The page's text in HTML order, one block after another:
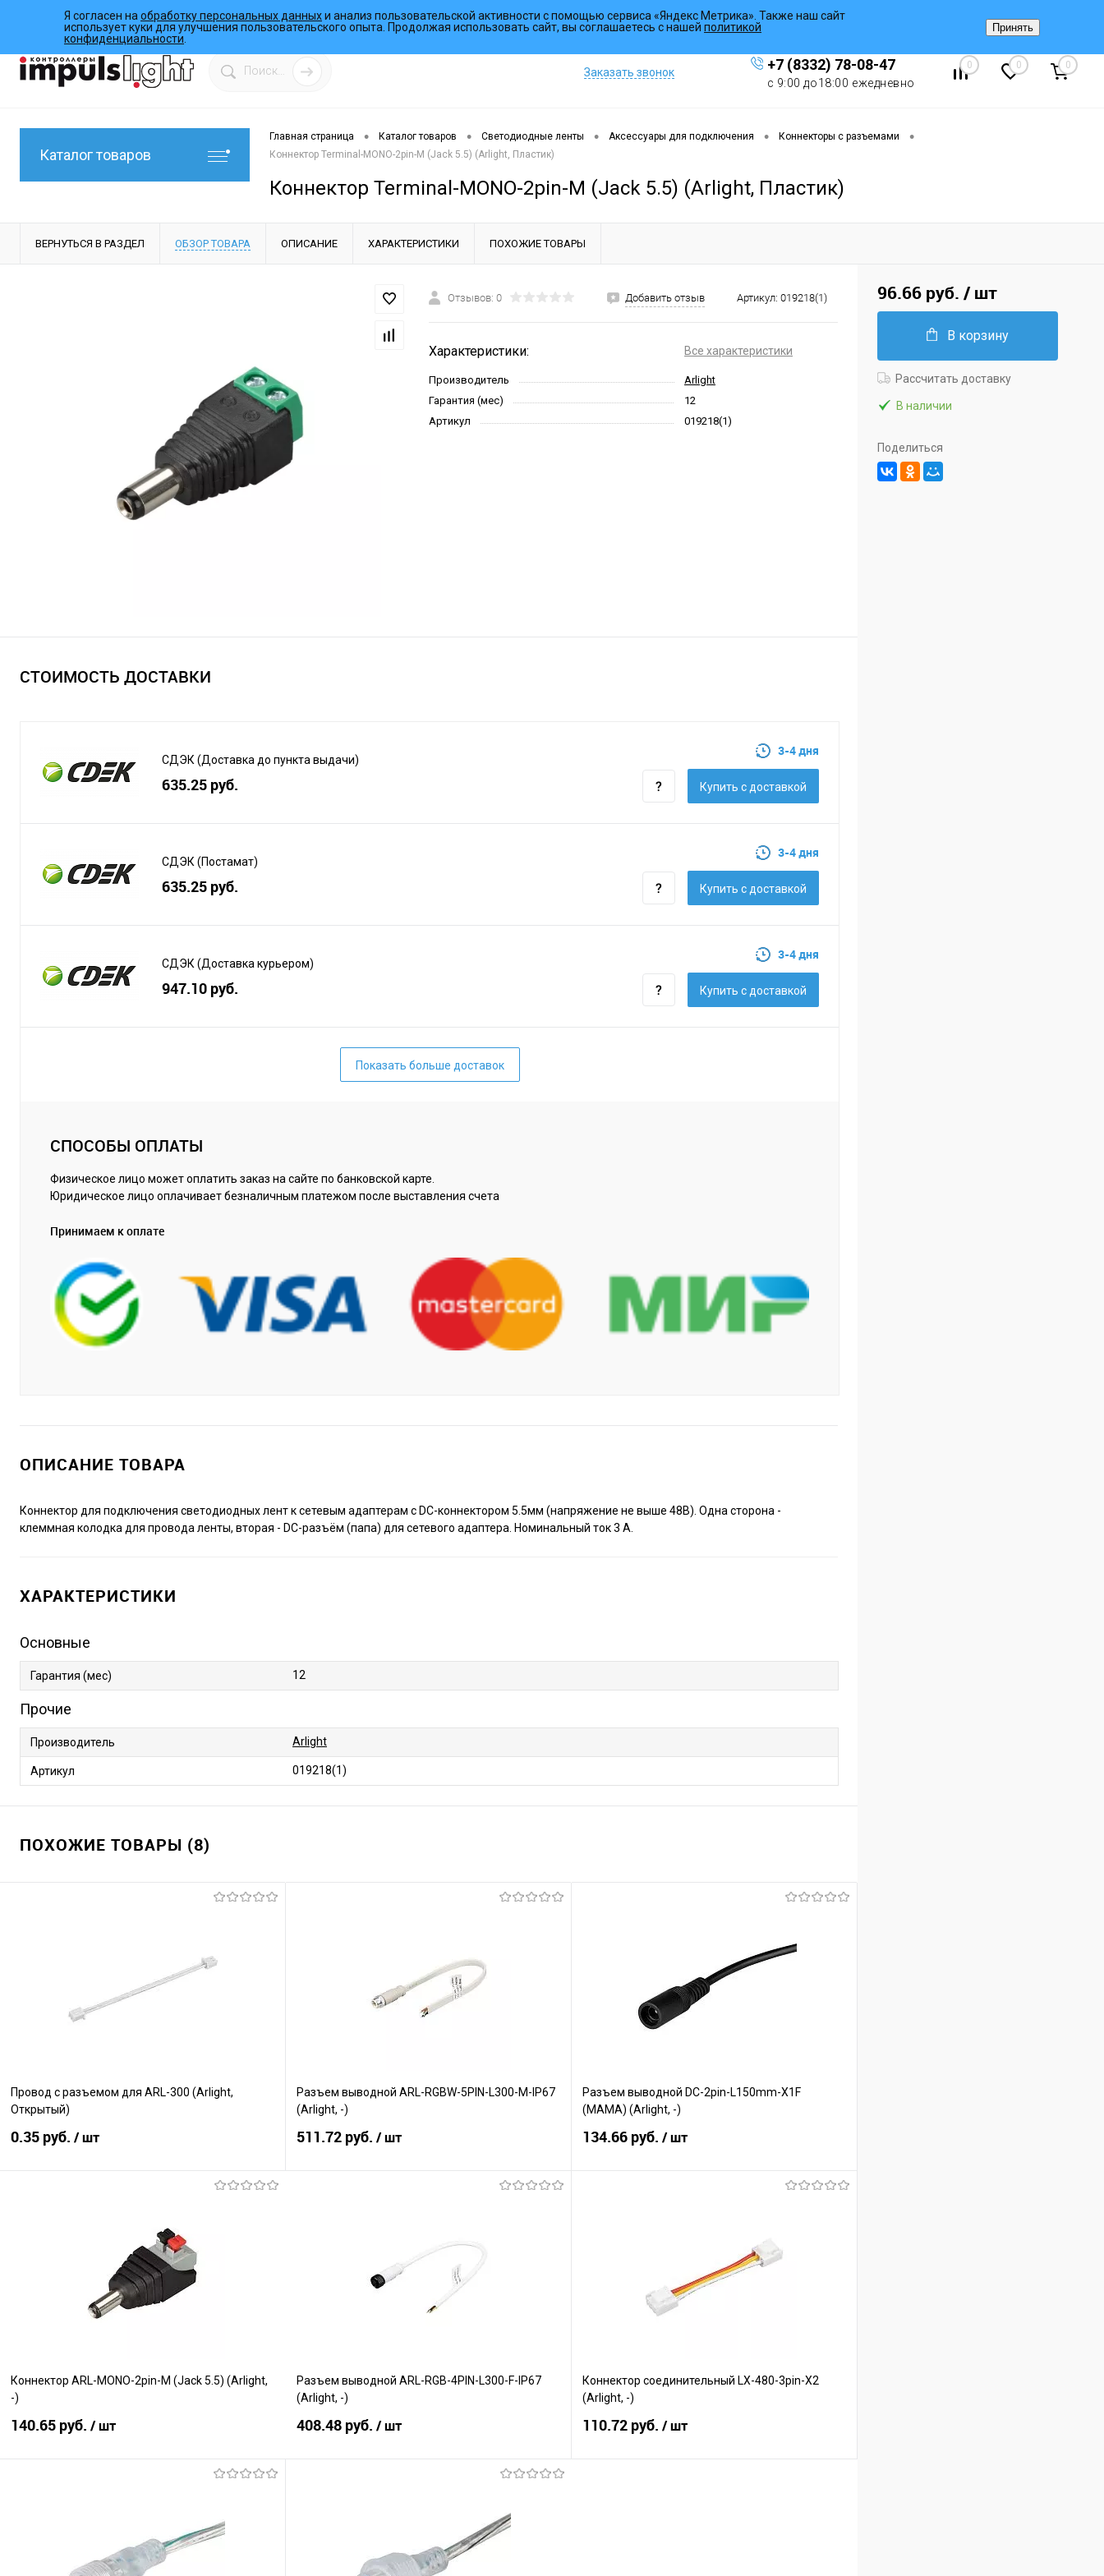
О компании Инструкции Работы Программы Коллекции Регистрация
Заказать звонок +7 (8332) 78-08-47
с 9:00 до18:00 ежедневно
0 0 0
Каталог товаров
Главная страница • Каталог товаров • Светодиодные ленты • Аксессуары для подключения • Коннекторы с разъемами •
Коннектор Terminal-MONO-2pin-M (Jack 5.5) (Arlight, Пластик)
Коннектор Terminal-MONO-2pin-M (Jack 5.5) (Arlight, Пластик)
ВЕРНУТЬСЯ В РАЗДЕЛ ОБЗОР ТОВАРА ОПИСАНИЕ ХАРАКТЕРИСТИКИ ПОХОЖИЕ ТОВАРЫ
Отзывов: 0 Добавить отзыв Артикул: 019218(1)
Характеристики: Все характеристики
Производитель
Arlight
Гарантия (мес)
12
Артикул
019218(1)
СТОИМОСТЬ ДОСТАВКИ
СДЭК (Доставка до пункта выдачи)
635.25 руб.
3-4 дня
Купить c доставкой
СДЭК (Постамат)
635.25 руб.
3-4 дня
Купить c доставкой
СДЭК (Доставка курьером)
947.10 руб.
3-4 дня
Купить c доставкой
Показать больше доставок
СПОСОБЫ ОПЛАТЫ
Физическое лицо может оплатить заказ на сайте по банковской карте.
Юридическое лицо оплачивает безналичным платежом после выставления счета
Принимаем к оплате
ОПИСАНИЕ ТОВАРА
Коннектор для подключения светодиодных лент к сетевым адаптерам с DC-коннектором 5.5мм (напряжение не выше 48В). Одна сторона -
клеммная колодка для провода ленты, вторая - DC-разъём (папа) для сетевого адаптера. Номинальный ток 3 А.
ХАРАКТЕРИСТИКИ
Основные
Гарантия (мес) 12
Прочие
Производитель Arlight
Артикул 019218(1)
ПОХОЖИЕ ТОВАРЫ (8)
Провод с разъемом для ARL-300 (Arlight,
Открытый)
0.35 руб. / шт
В наличии
Разъем выводной ARL-RGBW-5PIN-L300-M-IP67
(Arlight, -)
511.72 руб. / шт
В избранное
В наличии
Разъем выводной DC-2pin-L150mm-X1F
(MAMA) (Arlight, -)
134.66 руб. / шт
Коннектор ARL-MONO-2pin-M (Jack 5.5) (Arlight,
-)
140.65 руб. / шт
В избранное
Разъем выводной ARL-RGB-4PIN-L300-F-IP67
(Arlight, -)
408.48 руб. / шт
В избранное
Коннектор соединительный LX-480-3pin-X2
(Arlight, -)
110.72 руб. / шт
96.66 руб. / шт
В корзину
Рассчитать доставку
В наличии
Поделиться
Я согласен на обработку персональных данныхи анализ пользовательской активности с помощью сервиса «Яндекс Метрика». Также наш сайт
использует куки для улучшения пользовательского опыта. Продолжая использовать сайт, вы соглашаетесь с нашей политикой
конфиденциальности
Принять